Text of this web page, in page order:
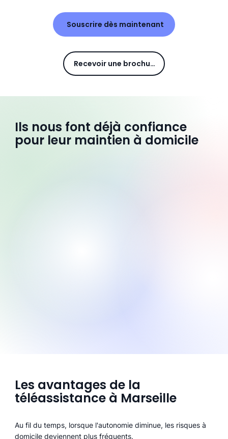
Souscrire dès maintenant
Recevoir une brochure
Ils nous font déjà confiance
pour leur maintien à domicile
Les avantages de la
téléassistance à Marseille
Au fil du temps, lorsque l'autonomie diminue, les risques à
domicile deviennent plus fréquents.